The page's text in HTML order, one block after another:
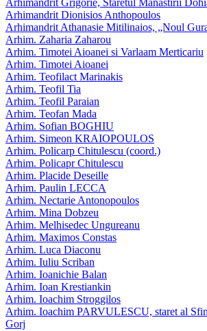
Arhimandrit Dionisios Anthopoulos
Arhimandrit Athanasie Mitilinaios, „Noul
Arhim. Zaharia Zaharou
Arhim. Timotei Aioanei si Varlaam Merticariu
Arhim. Timotei Aioanei
Arhim. Teofilact Marinakis
Arhim. Teofil Tia
Arhim. Teofil Paraian
Arhim. Teofan Mada
Arhim. Sofian BOGHIU
Arhim. Simeon KRAIOPOULOS
Arhim. Policarp Chitulescu (coord.)
Arhim. Policapr Chitulescu
Arhim. Placide Deseille
Arhim. Paulin LECCA
Arhim. Nectarie Antonopoulos
Arhim. Mina Dobzeu
Arhim. Melhisedec Ungureanu
Arhim. Maximos Constas
Arhim. Luca Diaconu
Arhim. Iuliu Scriban
Arhim. Ioanichie Balan
Arhim. Ioan Krestiankin
Arhim. Ioachim Stroggilos
Arhim. Ioachim PARVULESCU, staret al
Gorj